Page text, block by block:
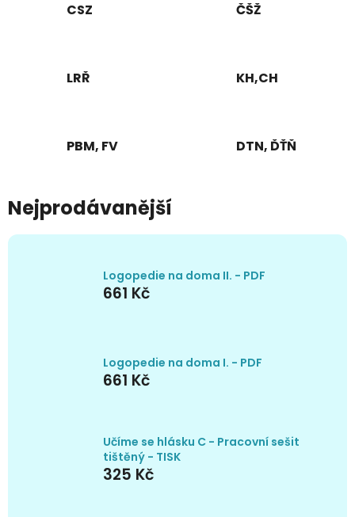
CSZ ČŠŽ
LRŘ KH,CH
PBM, FV DTN, ĎŤŇ
Nejprodávanější
Logopedie na doma II. - PDF
661 Kč
Logopedie na doma I. - PDF
661 Kč
Učíme se hlásku C - Pracovní sešit
tištěný - TISK
325 Kč